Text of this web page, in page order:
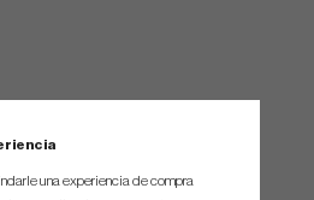
una experiencia de compra